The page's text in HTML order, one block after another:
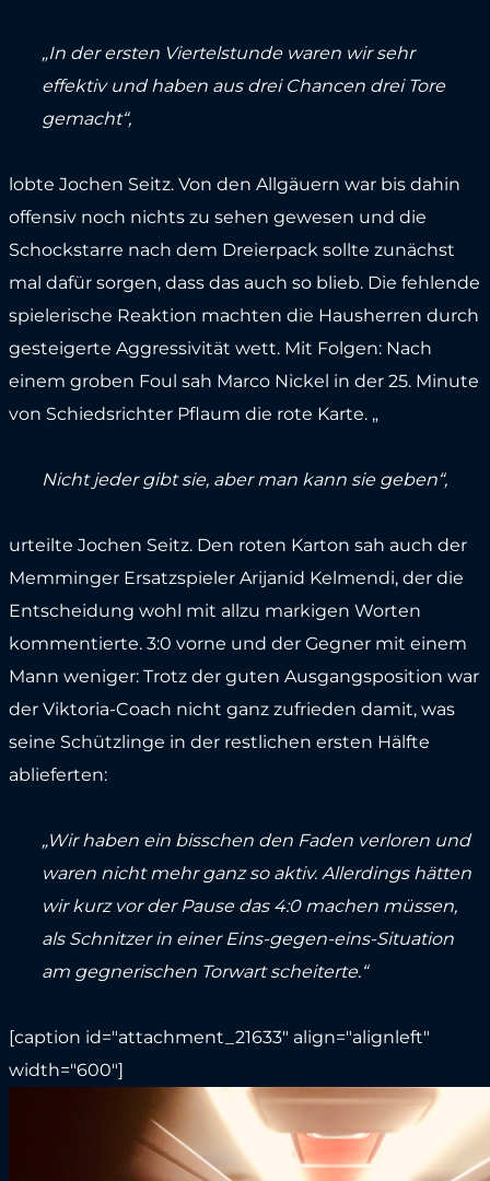
„In der ersten Viertelstunde waren wir sehr
effektiv und haben aus drei Chancen drei Tore
gemacht“,
lobte Jochen Seitz. Von den Allgäuern war bis dahin
offensiv noch nichts zu sehen gewesen und die
Schockstarre nach dem Dreierpack sollte zunächst
mal dafür sorgen, dass das auch so blieb. Die fehlende
spielerische Reaktion machten die Hausherren durch
gesteigerte Aggressivität wett. Mit Folgen: Nach
einem groben Foul sah Marco Nickel in der 25. Minute
von Schiedsrichter Pflaum die rote Karte. „
Nicht jeder gibt sie, aber man kann sie geben“,
urteilte Jochen Seitz. Den roten Karton sah auch der
Memminger Ersatzspieler Arijanid Kelmendi, der die
Entscheidung wohl mit allzu markigen Worten
kommentierte. 3:0 vorne und der Gegner mit einem
Mann weniger: Trotz der guten Ausgangsposition war
der Viktoria-Coach nicht ganz zufrieden damit, was
seine Schützlinge in der restlichen ersten Hälfte
ablieferten:
„Wir haben ein bisschen den Faden verloren und
waren nicht mehr ganz so aktiv. Allerdings hätten
wir kurz vor der Pause das 4:0 machen müssen,
als Schnitzer in einer Eins-gegen-eins-Situation
am gegnerischen Torwart scheiterte.“
[caption id="attachment_21633" align="alignleft"
width="600"]